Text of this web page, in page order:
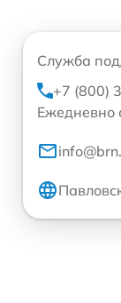
Служба
+7 (800)
Ежедневно